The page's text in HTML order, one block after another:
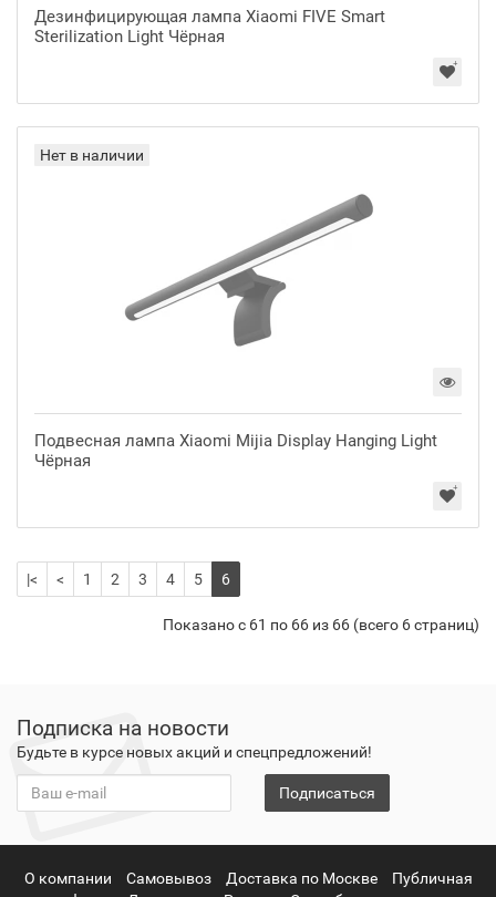
Дезинфицирующая лампа Xiaomi FIVE Smart
Sterilization Light Чёрная
Нет в наличии
Подвесная лампа Xiaomi Mijia Display Hanging Light
Чёрная
|< < 1 2 3 4 5 6
Показано с 61 по 66 из 66 (всего 6 страниц)
Подписка на новости
Будьте в курсе новых акций и спецпредложений!
Подписаться
О компании Самовывоз Доставка по Москве
Публичная